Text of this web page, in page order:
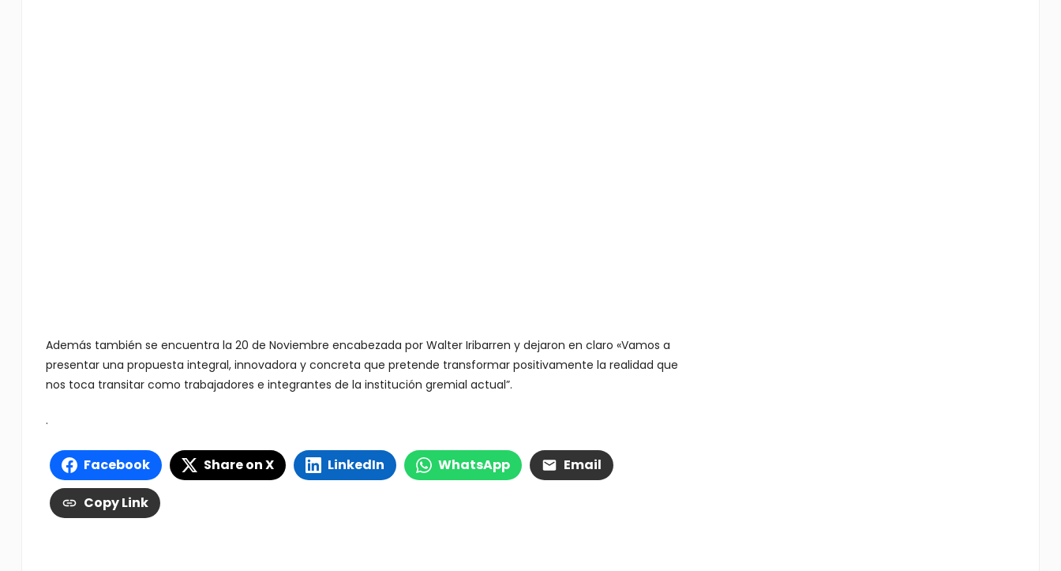
Además también se encuentra la 20 de Noviembre encabezada por Walter Iribarren y dejaron en claro «Vamos a
presentar una propuesta integral, innovadora y concreta que pretende transformar positivamente la realidad que
nos toca transitar como trabajadores e integrantes de la institución gremial actual”.
.
Facebook Share on X LinkedIn WhatsApp Email
Copy Link